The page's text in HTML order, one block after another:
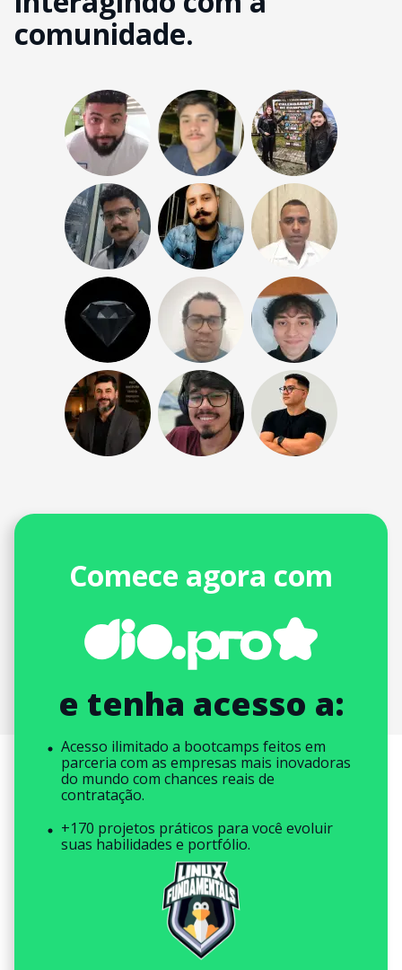
comunidade.
Comece agora com
e tenha acesso a:
Acesso ilimitado a bootcamps feitos em
parceria com as empresas mais inovadoras
do mundo com chances reais de
contratação.
+170 projetos práticos para você evoluir
suas habilidades e portfólio.